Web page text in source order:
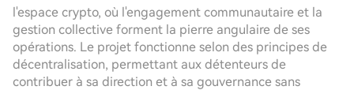
l'espace crypto, où l'engagement communautaire et la
gestion collective forment la pierre angulaire de ses
opérations. Le projet fonctionne selon des principes de
décentralisation, permettant aux détenteurs de
contribuer à sa direction et à sa gouvernance sans